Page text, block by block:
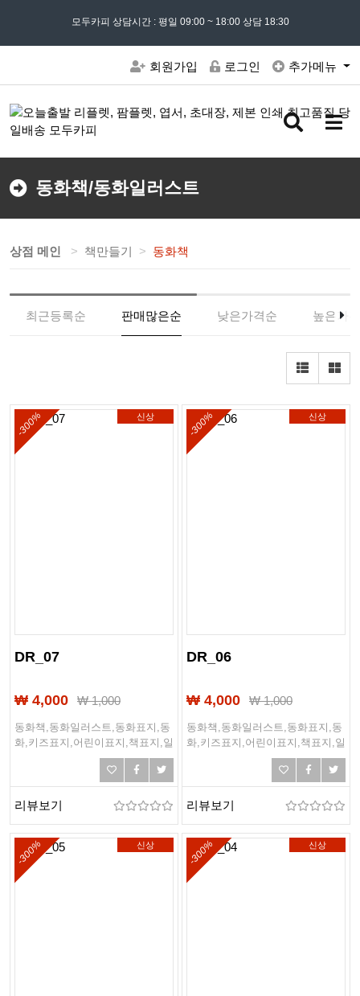
모든 문의는02) 302 - 7797및 ' 견적문의 ' 게시판을 이용해주세요
모두카피 상담시간 : 평일 09:00 ~ 18:00 상담 18:30
회원가입 로그인 추가메뉴
검
버
메
버
동화책/동화일러스트
상점 메인 책만들기 동화책
최근등록순 판매많은순 낮은가격순 높은가
신상
-300%
DR_07
₩ 4,000 ₩1,000
동화책,동화일러스트,동화표지,동
화,키즈표지,어린이표지,책표지,일
리뷰보기
신상
-300%
DR_06
₩ 4,000 ₩1,000
동화책,동화일러스트,동화표지,동
화,키즈표지,어린이표지,책표지,일
리뷰보기
신상
-300% 신상
-300%